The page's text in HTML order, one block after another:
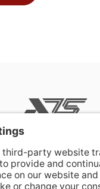
MD 20850-
+ 1 301 340 1914